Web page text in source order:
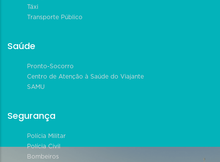
Táxi
Transporte Público
Saúde
Pronto-Socorro
Centro de Atenção à Saúde do Viajante
SAMU
Segurança
Polícia Militar
Polícia Civil
Bombeiros